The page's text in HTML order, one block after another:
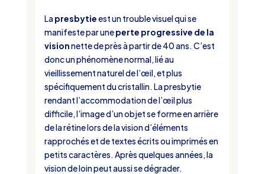
Lapresbytieest un trouble visuel qui se
manifeste par uneperte progressive de la
visionnette de près à partir de 40 ans. C’est
donc un phénomène normal, lié au
vieillissement naturel de l’œil, et plus
spécifiquement du cristallin. La presbytie
rendant l’accommodation de l’œil plus
difficile, l’image d’un objet se forme en arrière
de la rétine lors de la vision d’éléments
rapprochés et de textes écrits ou imprimés en
petits caractères. Après quelques années, la
vision de loin peut aussi se dégrader.